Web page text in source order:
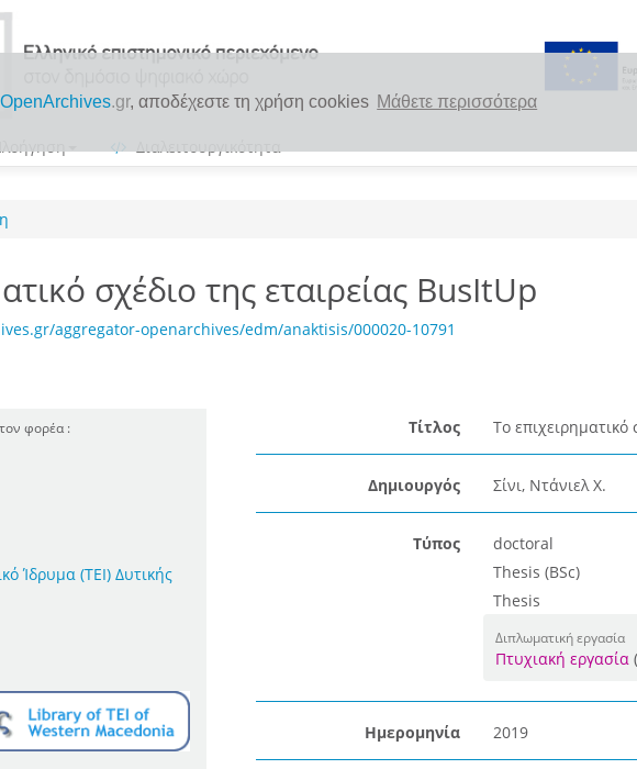
OpenArchives.gr, αποδέχεστε τη χρήση cookies Μάθετε περισσότερα
Διαλειτουργικότητα
σχέδιο της εταιρείας BusItUp
aggregator-openarchives/edm/anaktisis/000020-10791
φορέα :
Ίδρυμα (ΤΕΙ) Δυτικής
Τίτλος Τo επιχειρηματικό
Δημιουργός Σίνι, Ντάνιελ Χ.
Τύπος
doctoral
Thesis (BSc)
Thesis
Διπλωματική εργασία
Πτυχιακή εργασία
Ημερομηνία 2019